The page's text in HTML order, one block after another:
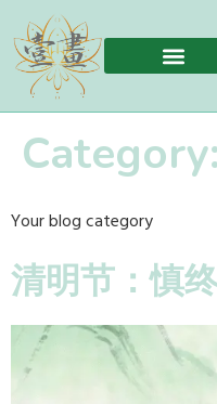
Category:
Your blog category
清明节：慎